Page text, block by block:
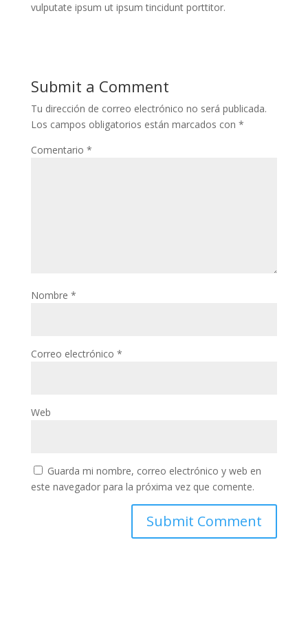
vulputate ipsum ut ipsum tincidunt porttitor.
Submit a Comment
Tu dirección de correo electrónico no será publicada.
Los campos obligatorios están marcados con *
Comentario *
Nombre *
Correo electrónico *
Web
Guarda mi nombre, correo electrónico y web en
este navegador para la próxima vez que comente.